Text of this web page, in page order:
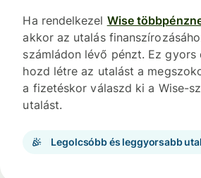
Ha rendelkezel Wise
akkor az utalás
számládon lévő pénzt. Ez gyors
hozd létre az utalást a
a fizetéskor válaszd ki a Wise-
utalást.
Legolcsóbb és leggyorsabb